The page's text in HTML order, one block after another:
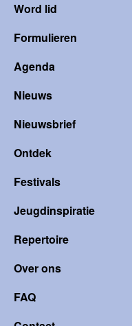
Word lid
Formulieren
Agenda
Nieuws
Nieuwsbrief
Ontdek
Festivals
Jeugdinspiratie
Repertoire
Over ons
FAQ